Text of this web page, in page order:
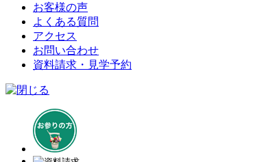
お客様の声
よくある質問
アクセス
お問い合わせ
資料請求・見学予約